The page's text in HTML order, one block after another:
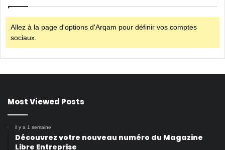
Allez à la page d'options d'Arqam pour définir vos comptes
sociaux.
Most Viewed Posts
il y a 1 semaine
Découvrez votre nouveau numéro du Magazine
Libre Entreprise